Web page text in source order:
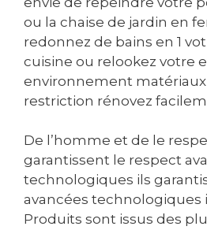
ou la chaise de jardin en
redonnez de bains en 1
cuisine ou relookez votre
environnement
restriction rénovez
De l’homme et de le
garantissent le respect
technologiques ils
avancées technologiques
Produits sont issus des